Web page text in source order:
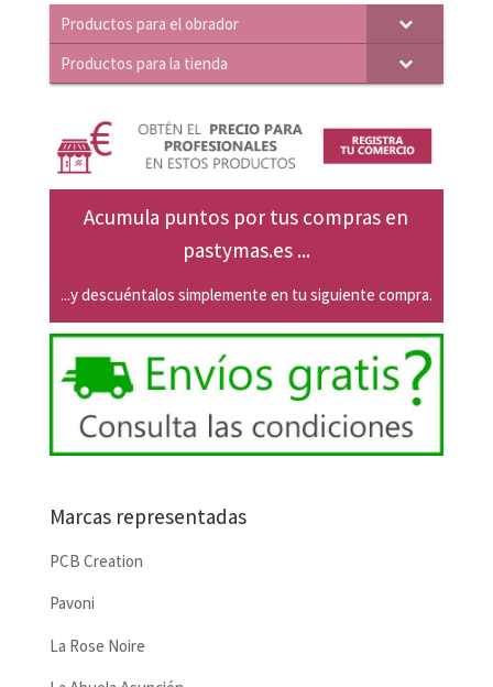
Productos para el obrador
Productos para la tienda
Acumula puntos por tus compras en
pastymas.es ...
...y descuéntalos simplemente en tu siguiente compra.
Marcas representadas
PCB Creation
Pavoni
La Rose Noire